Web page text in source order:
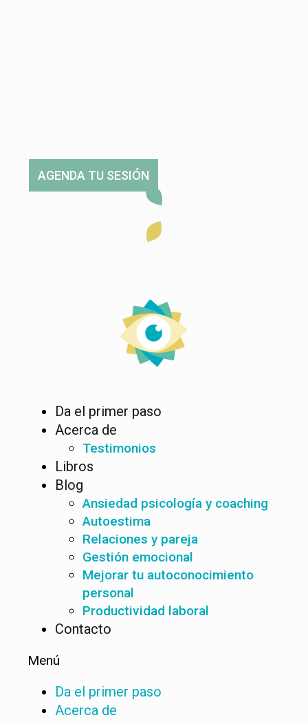
AGENDA TU SESIÓN
Da el primer paso
Acerca de
Testimonios
Libros
Blog
Ansiedad psicología y coaching
Autoestima
Relaciones y pareja
Gestión emocional
Mejorar tu autoconocimiento
personal
Productividad laboral
Contacto
Menú
Da el primer paso
Acerca de